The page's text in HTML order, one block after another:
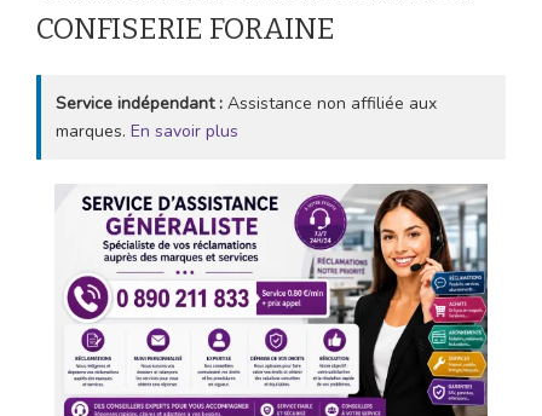
CONFISERIE FORAINE
Service indépendant : Assistance non affiliée aux
marques. En savoir plus